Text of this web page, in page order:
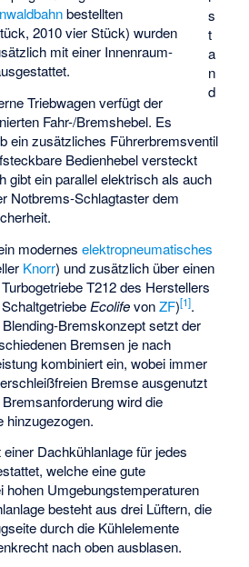
s
t
a
n
d
bestellten
2010 vier Stück) wurden
mit einer Innenraum-
Triebwagen verfügt der
Fahr-/Bremshebel. Es
ein zusätzliches Führerbremsventil
Bedienhebel versteckt
gibt ein parallel elektrisch als auch
Notbrems-Schlagtaster dem
moderneselektropneumatisches
Knorr) und zusätzlich über einen
T212 des Herstellers
EcolifevonZF)[1].
Bremskonzept setzt der
Bremsen je nach
kombiniert ein, wobei immer
Bremse ausgenutzt
wird die
hinzugezogen.
Dachkühlanlage für jedes
welche eine gute
hohen Umgebungstemperaturen
besteht aus drei Lüftern, die
durch die Kühlelemente
nach oben ausblasen.